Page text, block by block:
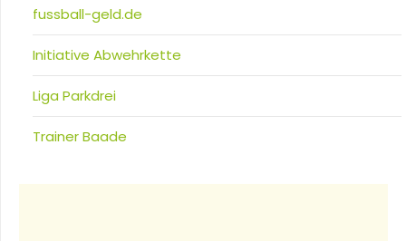
fussball-geld.de
Initiative Abwehrkette
Liga Parkdrei
Trainer Baade